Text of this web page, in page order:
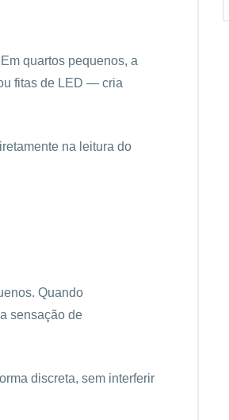
quartos pequenos, a
fitas de LED — cria
na leitura do
Quando
sensação de
discreta, sem interferir